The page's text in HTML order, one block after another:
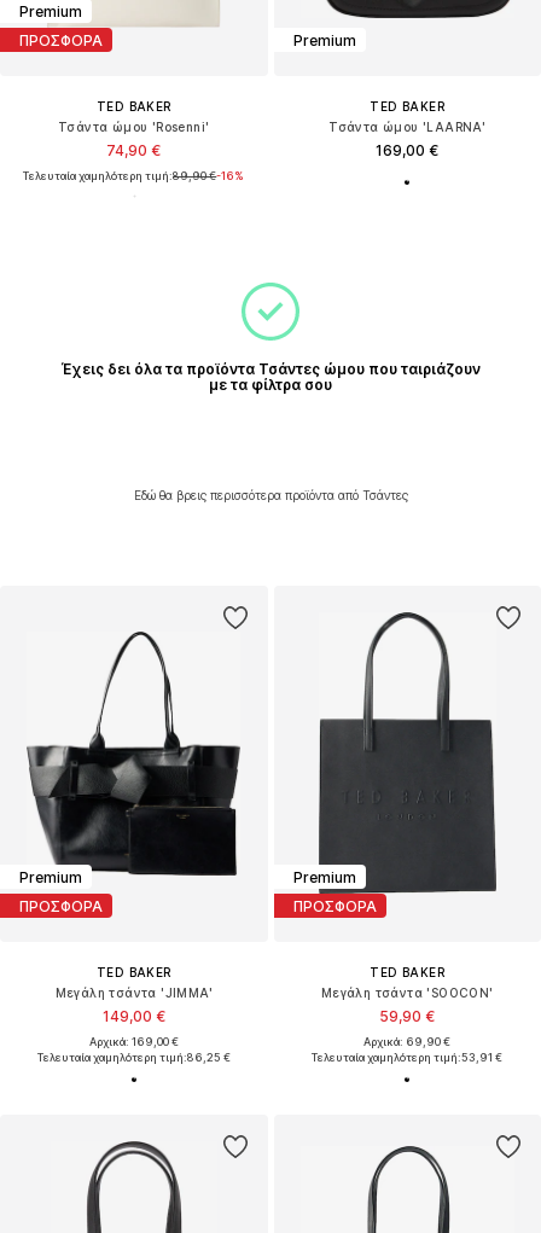
Premium
ΠΡΟΣΦΟΡΑ
TED BAKER
Τσάντα ώμου 'Rosenni'
74,90 €
Τελευταία χαμηλότερη τιμή:89,90 €-16%
Premium
TED BAKER
Τσάντα ώμου 'LAARNA'
169,00 €
Έχεις δει όλα τα προϊόντα Τσάντες ώμου που ταιριάζουν
με τα φίλτρα σου
Εδώ θα βρεις περισσότερα προϊόντα από Τσάντες
Premium
ΠΡΟΣΦΟΡΑ
TED BAKER
Μεγάλη τσάντα 'JIMMA'
149,00 €
Αρχικά: 169,00 €
Τελευταία χαμηλότερη τιμή:86,25 €
Premium
ΠΡΟΣΦΟΡΑ
TED BAKER
Μεγάλη τσάντα 'SOOCON'
59,90 €
Αρχικά: 69,90 €
Τελευταία χαμηλότερη τιμή:53,91 €